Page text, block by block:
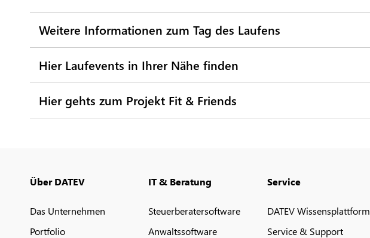
Weitere Informationen zum Tag des Laufens
Hier Laufevents in Ihrer Nähe finden
Hier gehts zum Projekt Fit & Friends
Über DATEV
Das Unternehmen
Portfolio
IT & Beratung
Steuerberatersoftware
Anwaltssoftware
Service
DATEV Wissensplattform
Service & Support